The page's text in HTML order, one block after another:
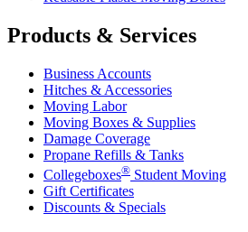
Products & Services
Business Accounts
Hitches & Accessories
Moving Labor
Moving Boxes & Supplies
Damage Coverage
Propane Refills & Tanks
Collegeboxes® Student Moving
Gift Certificates
Discounts & Specials